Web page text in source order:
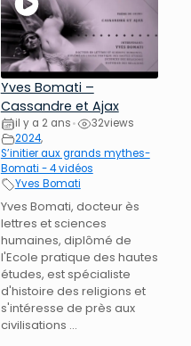
Yves Bomati –
Cassandre et Ajax
il y a 2 ans • 32views
2024,
S’initier aux grands mythes-
Bomati - 4 vidéos
Yves Bomati
Yves Bomati, docteur ès
lettres et sciences
humaines, diplômé de
l'Ecole pratique des hautes
études, est spécialiste
d'histoire des religions et
s'intéresse de près aux
civilisations ...